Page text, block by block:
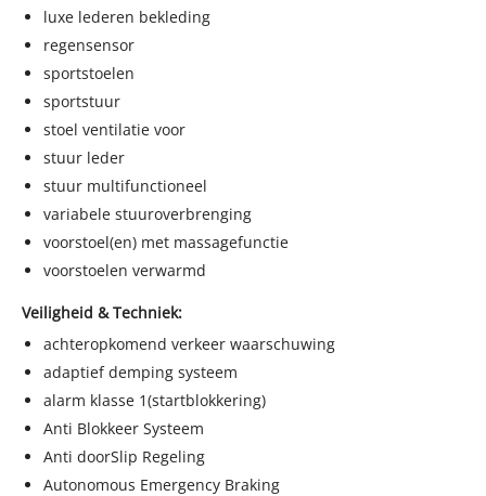
luxe lederen bekleding
regensensor
sportstoelen
sportstuur
stoel ventilatie voor
stuur leder
stuur multifunctioneel
variabele stuuroverbrenging
voorstoel(en) met massagefunctie
voorstoelen verwarmd
Veiligheid & Techniek:
achteropkomend verkeer waarschuwing
adaptief demping systeem
alarm klasse 1(startblokkering)
Anti Blokkeer Systeem
Anti doorSlip Regeling
Autonomous Emergency Braking